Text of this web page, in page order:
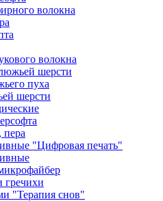
волокна
волокна
шерсти
пуха
шерсти
"Цифровая печать"
гречихи
"Терапия снов"